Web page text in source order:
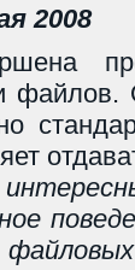
2008
файлов.